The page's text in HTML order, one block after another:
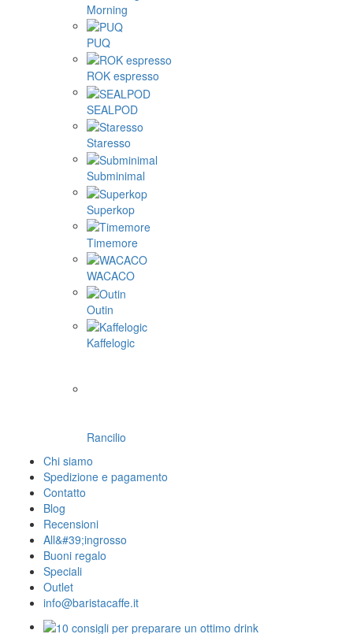
Morning
PUQ
ROK espresso
SEALPOD
Staresso
Subminimal
Superkop
Timemore
WACACO
Outin
Kaffelogic
Rancilio
Chi siamo
Spedizione e pagamento
Contatto
Blog
Recensioni
All&#39;ingrosso
Buoni regalo
Speciali
Outlet
info@baristacaffe.it